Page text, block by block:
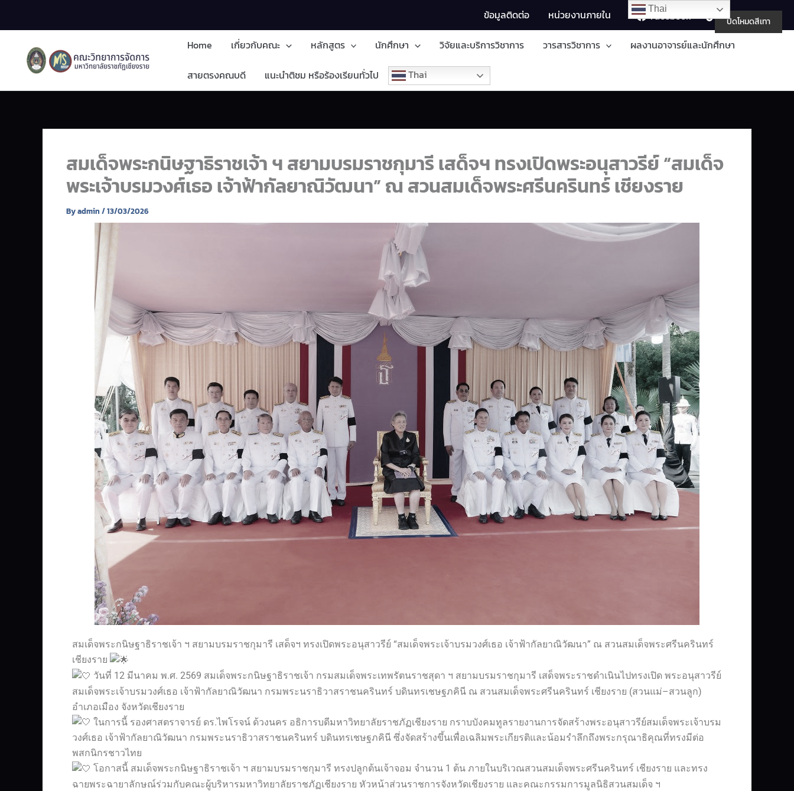
ข้อมูลติดต่อ หน่วยงานภายใน Facebook TikTok Search
Home เกี่ยวกับคณะ หลักสูตร นักศึกษา วิจัยและบริการวิชาการ วารสารวิชาการ ผลงานอาจารย์และนักศึกษา
สายตรงคณบดี แนะนำติชม หรือร้องเรียนทั่วไป Thai
สมเด็จพระกนิษฐาธิราชเจ้า ฯ สยามบรมราชกุมารี เสด็จฯ ทรงเปิดพระอนุสาวรีย์ “สมเด็จ
พระเจ้าบรมวงศ์เธอ เจ้าฟ้ากัลยาณิวัฒนา” ณ สวนสมเด็จพระศรีนครินทร์ เชียงราย
Byadmin/13/03/2026
สมเด็จพระกนิษฐาธิราชเจ้า ฯ สยามบรมราชกุมารี เสด็จฯ ทรงเปิดพระอนุสาวรีย์ “สมเด็จพระเจ้าบรมวงศ์เธอ เจ้าฟ้ากัลยาณิวัฒนา” ณ สวนสมเด็จพระศรีนครินทร์
เชียงราย
วันที่ 12 มีนาคม พ.ศ. 2569 สมเด็จพระกนิษฐาธิราชเจ้า กรมสมเด็จพระเทพรัตนราชสุดา ฯ สยามบรมราชกุมารี เสด็จพระราชดำเนินไปทรงเปิด พระอนุสาวรีย์
สมเด็จพระเจ้าบรมวงศ์เธอ เจ้าฟ้ากัลยาณิวัฒนา กรมพระนราธิวาสราชนครินทร์ บดินทรเชษฐภคินี ณ สวนสมเด็จพระศรีนครินทร์ เชียงราย (สวนแม่–สวนลูก)
อำเภอเมือง จังหวัดเชียงราย
ในการนี้ รองศาสตราจารย์ ดร.ไพโรจน์ ด้วงนคร อธิการบดีมหาวิทยาลัยราชภัฏเชียงราย กราบบังคมทูลรายงานการจัดสร้างพระอนุสาวรีย์สมเด็จพระเจ้าบรม
วงศ์เธอ เจ้าฟ้ากัลยาณิวัฒนา กรมพระนราธิวาสราชนครินทร์ บดินทรเชษฐภคินี ซึ่งจัดสร้างขึ้นเพื่อเฉลิมพระเกียรติและน้อมรำลึกถึงพระกรุณาธิคุณที่ทรงมีต่อ
พสกนิกรชาวไทย
โอกาสนี้ สมเด็จพระกนิษฐาธิราชเจ้า ฯ สยามบรมราชกุมารี ทรงปลูกต้นเจ้าจอม จำนวน 1 ต้น ภายในบริเวณสวนสมเด็จพระศรีนครินทร์ เชียงราย และทรง
ฉายพระฉายาลักษณ์ร่วมกับคณะผู้บริหารมหาวิทยาลัยราชภัฏเชียงราย หัวหน้าส่วนราชการจังหวัดเชียงราย และคณะกรรมการมูลนิธิสวนสมเด็จ ฯ
Thai
ปิดโหมดสีเทา